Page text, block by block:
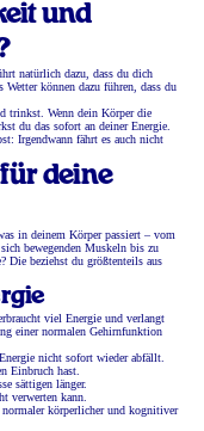
und
natürlich dazu, dass du dich
können dazu führen, dass du
trinkst. Wenn dein Körper die
du das sofort an deiner Energie.
Irgendwann fährt es auch nicht
deine
in deinem Körper passiert – vom
bewegenden Muskeln bis zu
Die beziehst du größtenteils aus
viel Energie und verlangt
einer normalen Gehirnfunktion
nicht sofort wieder abfällt.
Einbruch hast.
sättigen länger.
verwerten kann.
normaler körperlicher und kognitiver